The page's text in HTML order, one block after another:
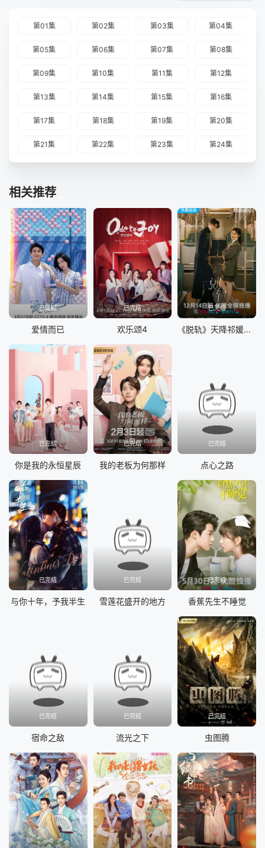
第01集 第02集 第03集 第04集
第05集 第06集 第07集 第08集
第09集 第10集 第11集 第12集
第13集 第14集 第15集 第16集
第17集 第18集 第19集 第20集
第21集 第22集 第23集 第24集
相关推荐
已完结
爱情而已
已完结
欢乐颂4
已完结
《脱轨》天降祁媛CP版
已完结
你是我的永恒星辰
已完结
我的老板为何那样
已完结
点心之路
已完结
与你十年，予我半生
已完结
雪莲花盛开的地方
已完结
香蕉先生不睡觉
已完结
宿命之敌
已完结
流光之下
已完结
虫图腾